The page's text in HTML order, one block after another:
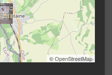
©OpenStreetMap